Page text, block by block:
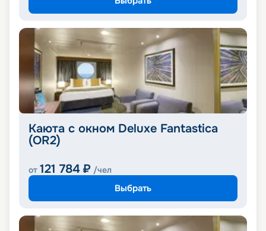
Каюта с окном Deluxe Fantastica
(OR2)
от 121 784 ₽ /чел
Выбрать